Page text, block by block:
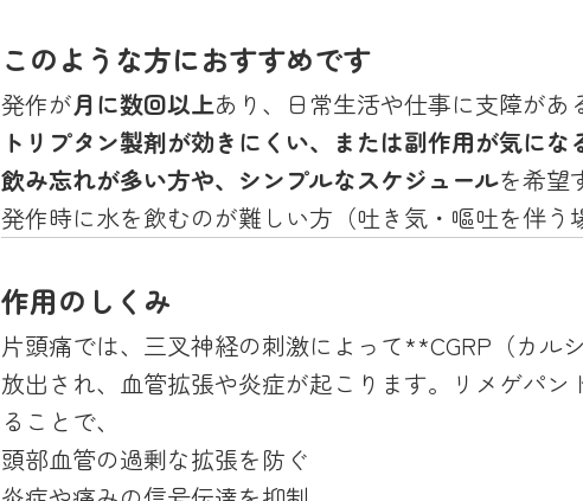
このような方におすすめです
発作が月に数回以上あり、日常生活や仕事に支障があ
トリプタン製剤が効きにくい、または副作用が気にな
飲み忘れが多い方や、シンプルなスケジュールを希望
発作時に水を飲むのが難しい方（吐き気・嘔吐を伴う
作用のしくみ
片頭痛では、三叉神経の刺激によって**CGRP（カル
放出され、血管拡張や炎症が起こります。リメゲパン
ることで、
頭部血管の過剰な拡張を防ぐ